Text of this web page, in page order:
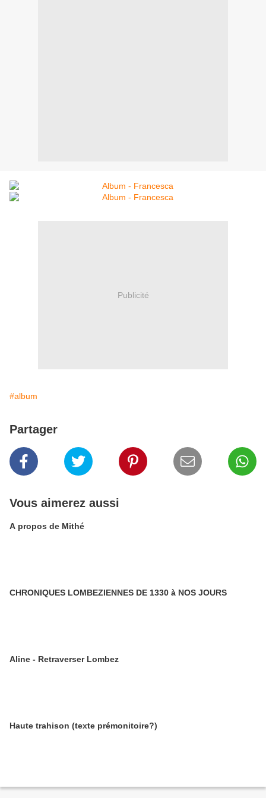
Publicité
#album
Partager
Vous aimerez aussi
A propos de Mithé
CHRONIQUES LOMBEZIENNES DE 1330 à NOS JOURS
Aline - Retraverser Lombez
Haute trahison (texte prémonitoire?)